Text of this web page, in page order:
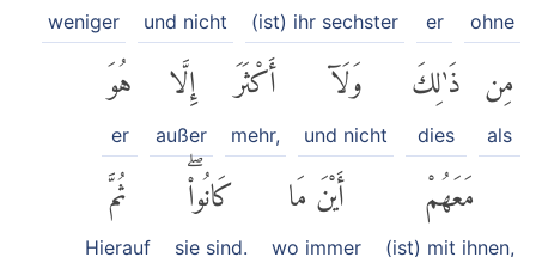
ohne
er
(ist) ihr sechster
und nicht
weniger
مِن
als
ذَٰلِكَ
dies
وَلَآ
und nicht
أَكْثَرَ
mehr,
إِلَّا
außer
هُوَ
er
مَعَهُمْ
(ist) mit ihnen,
أَيْنَ مَا
wo immer
كَانُوا۟ۖ
sie sind.
ثُمَّ
Hierauf